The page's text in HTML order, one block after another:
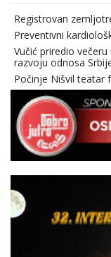
Registrovan
Preventivni
Vučić priredio
razvoju odnosa
Počinje Nišvil teatar